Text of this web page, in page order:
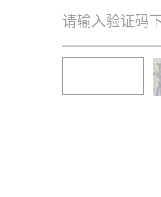
请输入验证码